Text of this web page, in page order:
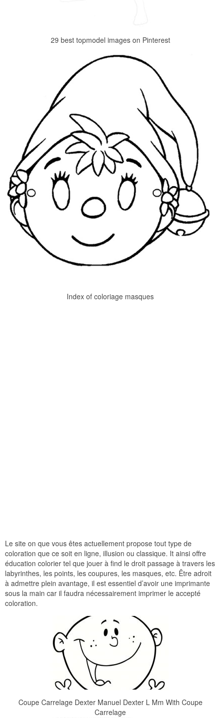
29 best topmodel images on Pinterest
Index of coloriage masques
Le site on que vous êtes actuellement propose tout type de
coloration que ce soit en ligne, illusion ou classique. It ainsi offre
éducation colorier tel que jouer à find le droit passage à travers les
labyrinthes, les points, les coupures, les masques, etc. Être adroit
à admettre plein avantage, il est essentiel d’avoir une imprimante
sous la main car il faudra nécessairement imprimer le accepté
coloration.
Coupe Carrelage Dexter Manuel Dexter L Mm With Coupe
Carrelage